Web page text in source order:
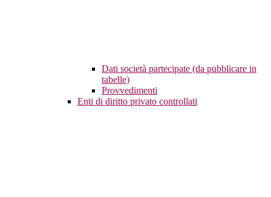
Dati società partecipate (da pubblicare in
tabelle)
Provvedimenti
Enti di diritto privato controllati